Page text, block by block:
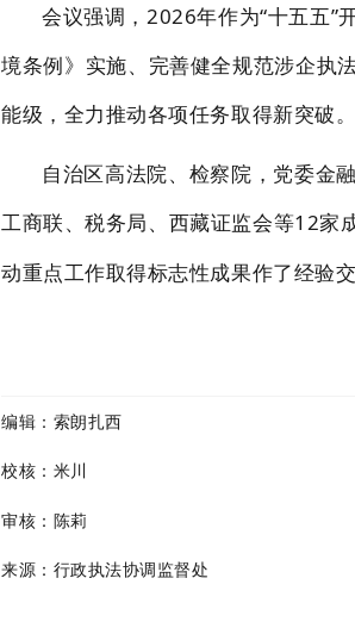
会议强调，2026年作为“十五五”
境条例》实施、完善健全规范涉企执
能级，全力推动各项任务取得新突破。
自治区高法院、检察院，党委金
工商联、税务局、西藏证监会等12家
动重点工作取得标志性成果作了经验交
编辑：索朗扎西
校核：米川
审核：陈莉
来源：行政执法协调监督处